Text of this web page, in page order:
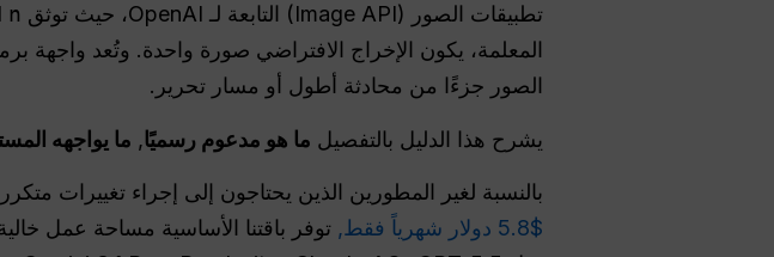
تطبيقات الصور (Image API) التابعة لـ OpenAI، حيث توثق OpenAI
n
الصور جزءًا من محادثة أطول أو مسار تحرير.
يشرح هذا الدليل بالتفصيل ما هو مدعوم رسميًا, ما يواجهه
بالنسبة لغير المطورين الذين يحتاجون إلى إجراء تغييرات
$5.8 دولار شهرياً فقط,